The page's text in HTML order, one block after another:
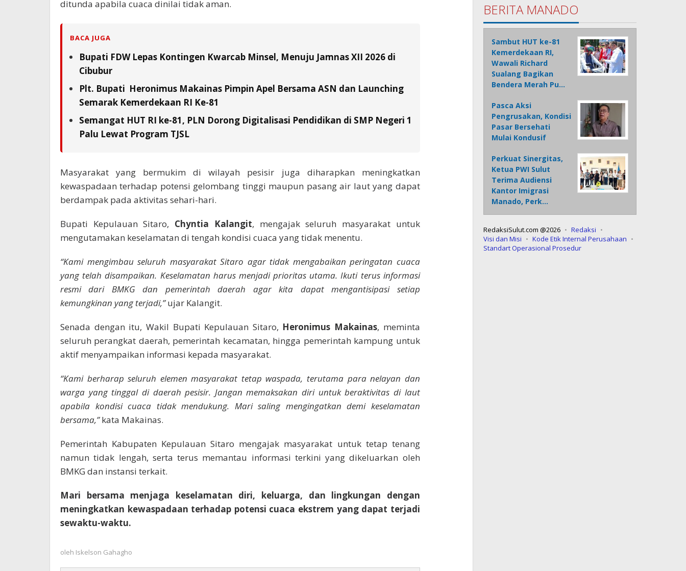
ditunda apabila cuaca dinilai tidak aman.
BACA JUGA
Bupati FDW Lepas Kontingen Kwarcab Minsel, Menuju Jamnas XII 2026 di
Cibubur
Plt. Bupati Heronimus Makainas Pimpin Apel Bersama ASN dan Launching
Semarak Kemerdekaan RI Ke-81
Semangat HUT RI ke-81, PLN Dorong Digitalisasi Pendidikan di SMP Negeri 1
Palu Lewat Program TJSL
Masyarakat yang bermukim di wilayah pesisir juga diharapkan meningkatkan
kewaspadaan terhadap potensi gelombang tinggi maupun pasang air laut yang dapat
berdampak pada aktivitas sehari-hari.
Bupati Kepulauan Sitaro, Chyntia Kalangit, mengajak seluruh masyarakat untuk
mengutamakan keselamatan di tengah kondisi cuaca yang tidak menentu.
“Kami mengimbau seluruh masyarakat Sitaro agar tidak mengabaikan peringatan cuaca
yang telah disampaikan. Keselamatan harus menjadi prioritas utama. Ikuti terus informasi
resmi dari BMKG dan pemerintah daerah agar kita dapat mengantisipasi setiap
kemungkinan yang terjadi,”ujar Kalangit.
Senada dengan itu, Wakil Bupati Kepulauan Sitaro, Heronimus Makainas, meminta
seluruh perangkat daerah, pemerintah kecamatan, hingga pemerintah kampung untuk
aktif menyampaikan informasi kepada masyarakat.
“Kami berharap seluruh elemen masyarakat tetap waspada, terutama para nelayan dan
warga yang tinggal di daerah pesisir. Jangan memaksakan diri untuk beraktivitas di laut
apabila kondisi cuaca tidak mendukung. Mari saling mengingatkan demi keselamatan
bersama,”kata Makainas.
Pemerintah Kabupaten Kepulauan Sitaro mengajak masyarakat untuk tetap tenang
namun tidak lengah, serta terus memantau informasi terkini yang dikeluarkan oleh
BMKG dan instansi terkait.
Mari bersama menjaga keselamatan diri, keluarga, dan lingkungan dengan
meningkatkan kewaspadaan terhadap potensi cuaca ekstrem yang dapat terjadi
sewaktu-waktu.
oleh Iskelson Gahagho
BERITA MANADO
Sambut HUT ke-81
Kemerdekaan RI,
Wawali Richard
Sualang Bagikan
Bendera Merah Pu…
Pasca Aksi
Pengrusakan, Kondisi
Pasar Bersehati
Mulai Kondusif
Perkuat Sinergitas,
Ketua PWI Sulut
Terima Audiensi
Kantor Imigrasi
Manado, Perk…
RedaksiSulut.com @2026
Redaksi
Visi dan Misi
Kode Etik Internal Perusahaan
Standart Operasional Prosedur